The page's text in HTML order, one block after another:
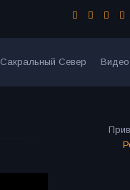
Сакральный Север Видео